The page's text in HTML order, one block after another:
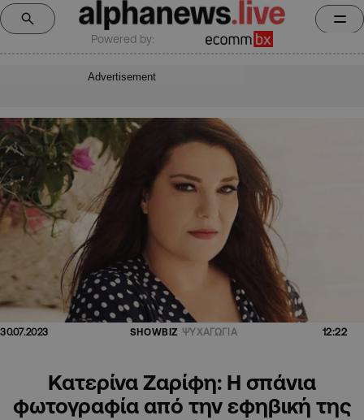
Powered by:
Advertisement
30.07.2023 SHOWBIZ ΨΥΧΑΓΩΓΙΑ 12:22
Κατερίνα Ζαρίφη: Η σπάνια
φωτογραφία από την εφηβική της